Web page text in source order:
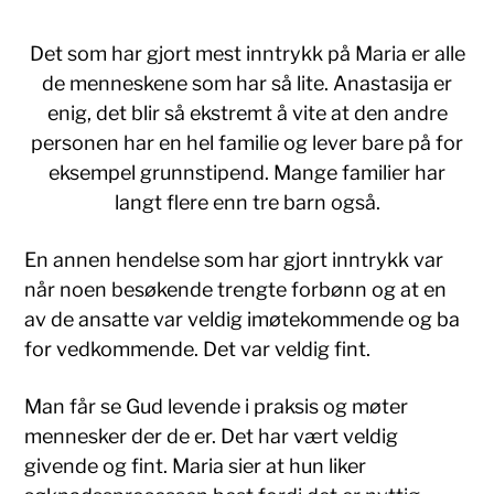
Det som har gjort mest inntrykk på Maria er alle
de menneskene som har så lite. Anastasija er
enig, det blir så ekstremt å vite at den andre
personen har en hel familie og lever bare på for
eksempel grunnstipend. Mange familier har
langt flere enn tre barn også.
En annen hendelse som har gjort inntrykk var
når noen besøkende trengte forbønn og at en
av de ansatte var veldig imøtekommende og ba
for vedkommende. Det var veldig fint.
Man får se Gud levende i praksis og møter
mennesker der de er. Det har vært veldig
givende og fint. Maria sier at hun liker